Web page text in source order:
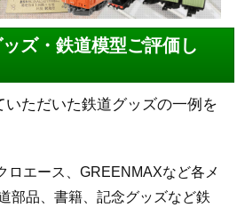
ズ・鉄道模型ご評価し
ただいた鉄道グッズの一例を
ロエース、GREENMAXなど各メ
部品、書籍、記念グッズなど鉄